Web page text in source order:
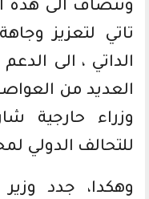
وتنضاف الى هده
تاتي لتعزيز
الداتي ، الى
العديد من
وزراء حارجية
للتحالف الدولي
وهكدا، جدد وزير